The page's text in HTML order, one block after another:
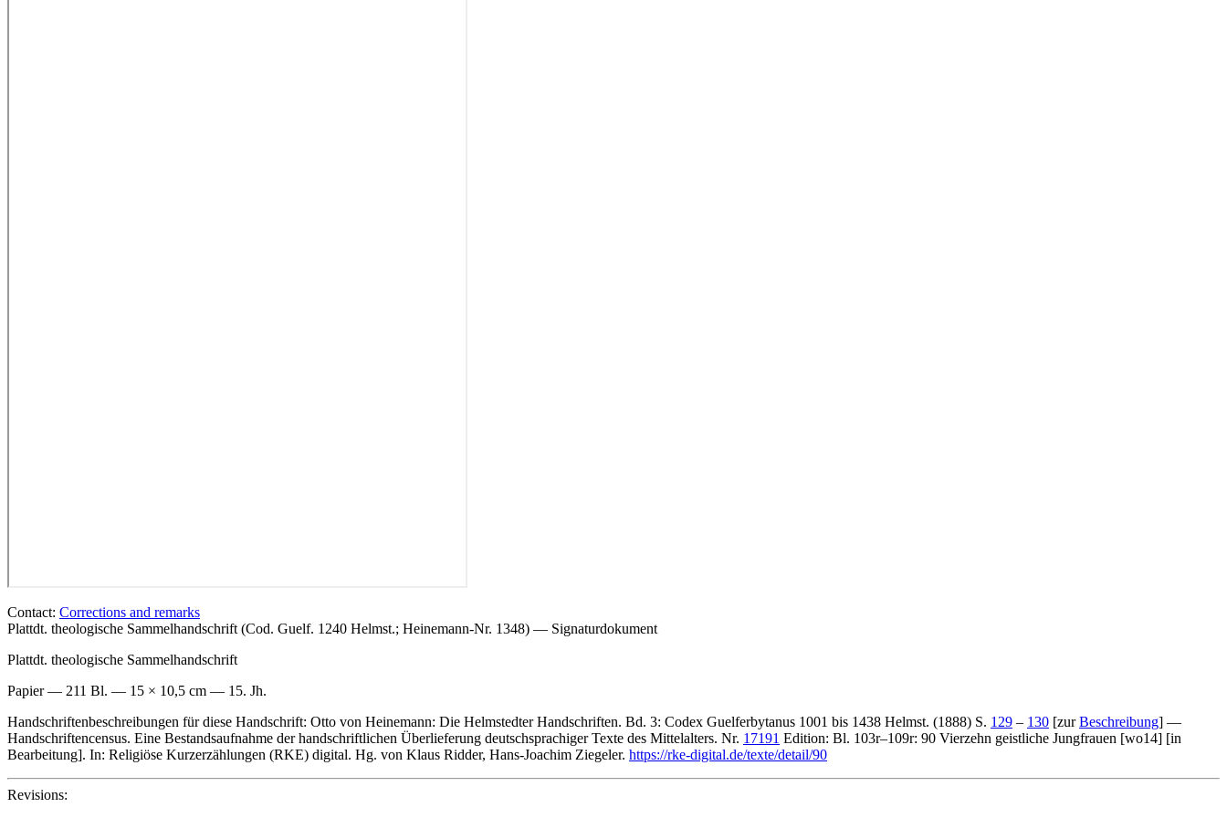
Contact: Corrections and remarks
Plattdt. theologische Sammelhandschrift (Cod. Guelf. 1240 Helmst.; Heinemann-Nr. 1348) — Signaturdokument
Plattdt. theologische Sammelhandschrift
Papier — 211 Bl. — 15 × 10,5 cm — 15. Jh.
Handschriftenbeschreibungen für diese Handschrift: Otto von Heinemann: Die Helmstedter Handschriften. Bd. 3: Codex Guelferbytanus 1001 bis 1438 Helmst. (1888) S. 129 – 130 [zurBeschreibung] —
Handschriftencensus. Eine Bestandsaufnahme der handschriftlichen Überlieferung deutschsprachiger Texte des Mittelalters. Nr. 17191 Edition: Bl. 103r–109r: 90 Vierzehn geistliche Jungfrauen [wo14] [in
Bearbeitung]. In: Religiöse Kurzerzählungen (RKE) digital. Hg. von Klaus Ridder, Hans-Joachim Ziegeler. https://rke-digital.de/texte/detail/90
Revisions: